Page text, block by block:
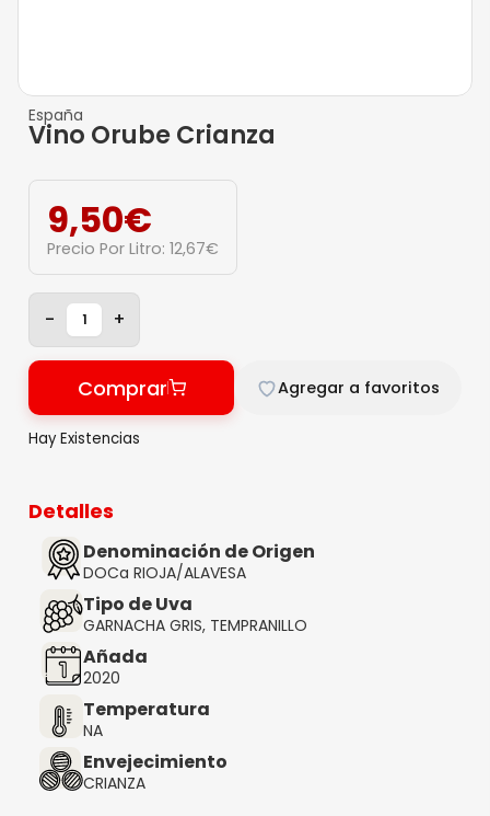
España
Vino Orube Crianza
9,50€
Precio Por Litro: 12,67€
- +
Comprar Agregar a favoritos
Hay Existencias
Detalles
Denominación de Origen
DOCa RIOJA/ALAVESA
Tipo de Uva
GARNACHA GRIS, TEMPRANILLO
Añada
2020
Temperatura
NA
Envejecimiento
CRIANZA